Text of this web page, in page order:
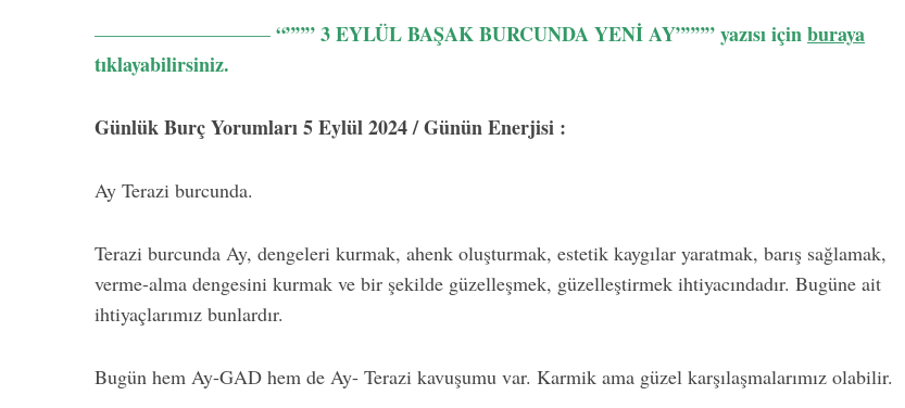
————————— “””” 3 EYLÜL BAŞAK BURCUNDA YENİ AY”””” yazısı içinburaya
tıklayabilirsiniz.
Günlük Burç Yorumları 5 Eylül 2024 / Günün Enerjisi :
Ay Terazi burcunda.
Terazi burcunda Ay, dengeleri kurmak, ahenk oluşturmak, estetik kaygılar yaratmak, barış sağlamak,
verme-alma dengesini kurmak ve bir şekilde güzelleşmek, güzelleştirmek ihtiyacındadır. Bugüne ait
ihtiyaçlarımız bunlardır.
Bugün hem Ay-GAD hem de Ay- Terazi kavuşumu var. Karmik ama güzel karşılaşmalarımız olabilir.